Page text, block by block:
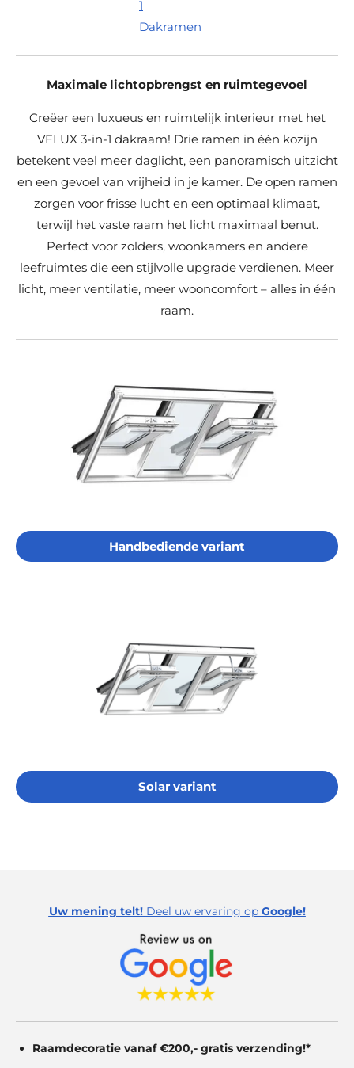
1
Dakramen
Maximale lichtopbrengst en ruimtegevoel
Creëer een luxueus en ruimtelijk interieur met het
VELUX 3-in-1 dakraam! Drie ramen in één kozijn
betekent veel meer daglicht, een panoramisch uitzicht
en een gevoel van vrijheid in je kamer. De open ramen
zorgen voor frisse lucht en een optimaal klimaat,
terwijl het vaste raam het licht maximaal benut.
Perfect voor zolders, woonkamers en andere
leefruimtes die een stijlvolle upgrade verdienen. Meer
licht, meer ventilatie, meer wooncomfort – alles in één
raam.
Handbediende variant
Solar variant
Uw mening telt! Deel uw ervaring op Google!
Raamdecoratie vanaf €200,- gratis verzending!*